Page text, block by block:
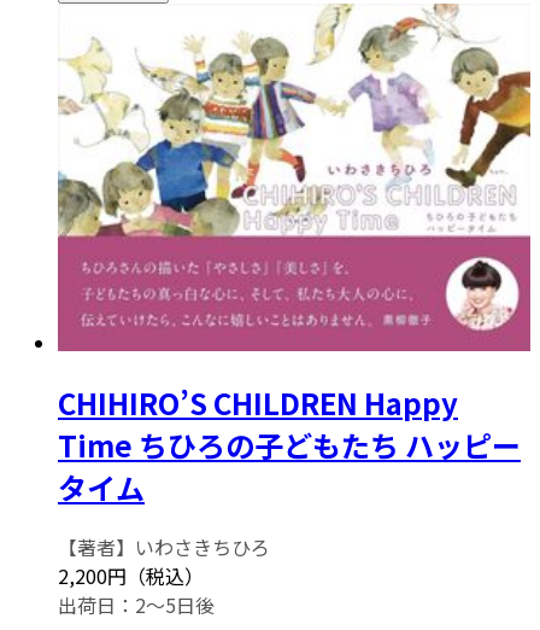
CHIHIRO’S CHILDREN Happy
Time ちひろの子どもたち ハッピー
タイム
【著者】いわさきちひろ
2,200円（税込）
出荷日：2～5日後